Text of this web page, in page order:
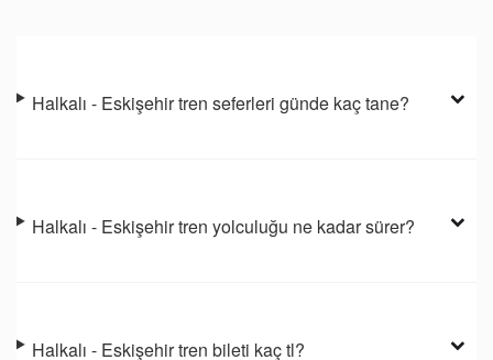
Halkalı - Eskişehir tren seferleri günde kaç tane?
Halkalı - Eskişehir tren yolculuğu ne kadar sürer?
Halkalı - Eskişehir tren bileti kaç tl?